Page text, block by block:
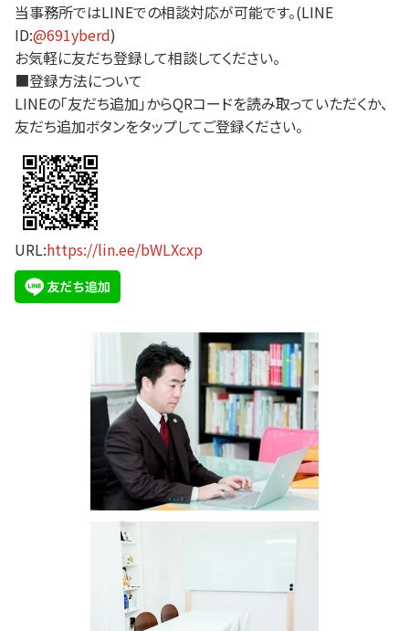
当事務所ではLINEでの相談対応が可能です。(LINE
ID:@691yberd)
お気軽に友だち登録して相談してください。
■登録方法について
LINEの「友だち追加」からQRコードを読み取っていただくか、
友だち追加ボタンをタップしてご登録ください。
URL:https://lin.ee/bWLXcxp